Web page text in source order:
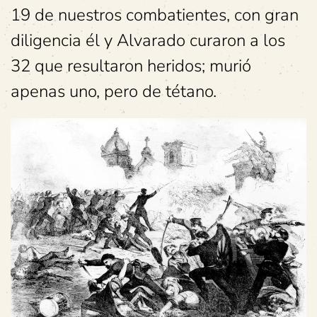
19 de nuestros combatientes, con gran
diligencia él y Alvarado curaron a los
32 que resultaron heridos; murió
apenas uno, pero de tétano.